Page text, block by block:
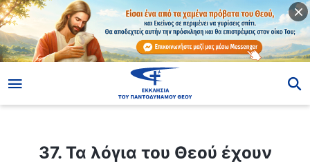
37. Τα λόγια του Θεού έχουν αφυπνίσει το πνεύμα μου
37. Τα λόγια του Θεού έχουν